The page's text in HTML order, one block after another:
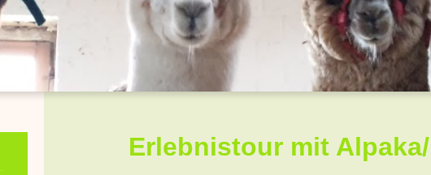
Erlebnistour mit